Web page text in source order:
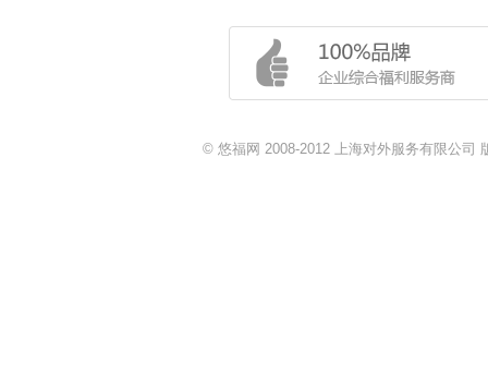
© 悠福网 2008-2012 上海对外服务有限公司